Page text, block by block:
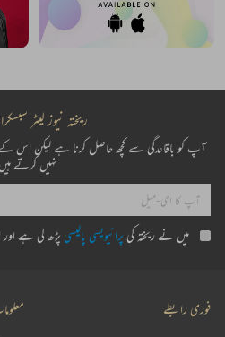
ریختہ نیوز لیٹر
آپ کو باقاعدگی سے کچھ حاصل کرنا ہے لیکن اس
نہیں کرتے
میں نے ریختہ کی پرائیویسی پالیسی پڑھ لی ہے
فوری رابطے